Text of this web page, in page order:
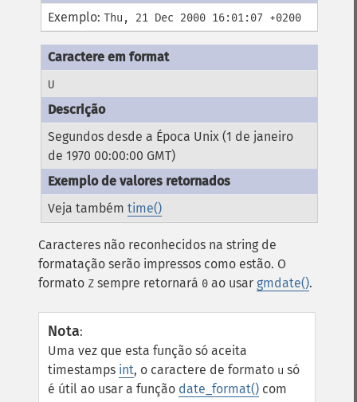
Exemplo:Thu, 21 Dec 2000 16:01:07 +0200
U
Segundos desde a Época Unix (1 de janeiro
de 1970 00:00:00 GMT)
Veja tambémtime()
Caracteres não reconhecidos na string de
formatação serão impressos como estão. O
formato Z sempre retornará 0 ao usar gmdate().
Nota:
Uma vez que esta função só aceita
timestamps int, o caractere de formato u só
é útil ao usar a função date_format() com